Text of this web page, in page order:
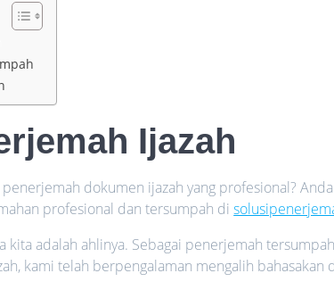
Ijazah
dokumen ijazah yang profesional?
profesional dan tersumpah di
kita adalah ahlinya. Sebagai penerjemah
kami telah berpengalaman mengalih bahasakan